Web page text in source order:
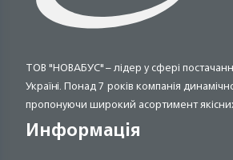
ТОВ "НОВАБУС" – лідер у сфері
Україні. Понад 7 років компанія
пропонуючи широкий асортимент
Информація